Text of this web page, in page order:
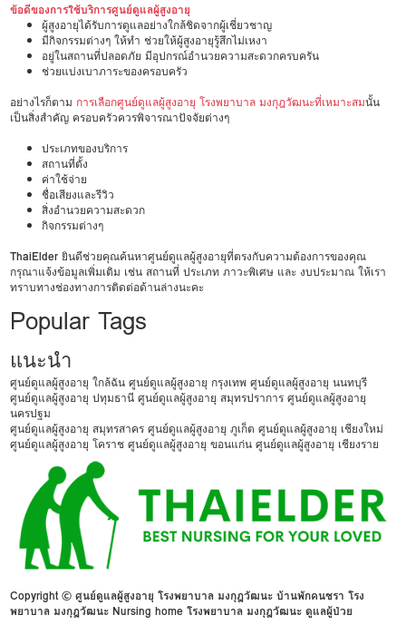
ข้อดีของการใช้บริการศูนย์ดูแลผู้สูงอายุ
ผู้สูงอายุได้รับการดูแลอย่างใกล้ชิดจากผู้เชี่ยวชาญ
มีกิจกรรมต่างๆ ให้ทำ ช่วยให้ผู้สูงอายุรู้สึกไม่เหงา
อยู่ในสถานที่ปลอดภัย มีอุปกรณ์อำนวยความสะดวกครบครัน
ช่วยแบ่งเบาภาระของครอบครัว
อย่างไรก็ตาม การเลือกศูนย์ดูแลผู้สูงอายุ โรงพยาบาล มงกุฎวัฒนะที่เหมาะสมนั้น
เป็นสิ่งสำคัญ ครอบครัวควรพิจารณาปัจจัยต่างๆ
ประเภทของบริการ
สถานที่ตั้ง
ค่าใช้จ่าย
ชื่อเสียงและรีวิว
สิ่งอำนวยความสะดวก
กิจกรรมต่างๆ
ThaiElder ยินดีช่วยคุณค้นหาศูนย์ดูแลผู้สูงอายุที่ตรงกับความต้องการของคุณ
กรุณาแจ้งข้อมูลเพิ่มเติม เช่น สถานที่ ประเภท ภาวะพิเศษ และ งบประมาณ ให้เรา
ทราบทางช่องทางการติดต่อด้านล่างนะคะ
Popular Tags
แนะนำ
ศูนย์ดูแลผู้สูงอายุ ใกล้ฉัน ศูนย์ดูแลผู้สูงอายุ กรุงเทพ ศูนย์ดูแลผู้สูงอายุ นนทบุรี
ศูนย์ดูแลผู้สูงอายุ ปทุมธานี ศูนย์ดูแลผู้สูงอายุ สมุทรปราการ ศูนย์ดูแลผู้สูงอายุ
นครปฐม
ศูนย์ดูแลผู้สูงอายุ สมุทรสาคร ศูนย์ดูแลผู้สูงอายุ ภูเก็ต ศูนย์ดูแลผู้สูงอายุ เชียงใหม่
ศูนย์ดูแลผู้สูงอายุ โคราช ศูนย์ดูแลผู้สูงอายุ ขอนแก่น ศูนย์ดูแลผู้สูงอายุ เชียงราย
Copyright © ศูนย์ดูแลผู้สูงอายุ โรงพยาบาล มงกุฎวัฒนะ บ้านพักคนชรา โรง
พยาบาล มงกุฎวัฒนะ Nursing home โรงพยาบาล มงกุฎวัฒนะ ดูแลผู้ป่วย